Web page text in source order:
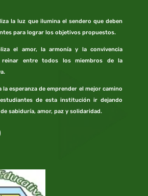
la luz que ilumina el sendero que deben
para lograr los objetivos propuestos.
el amor, la armonía y la convivencia
reinar entre todos los miembros de la
la esperanza de emprender el mejor camino
de esta institución ir dejando
sabiduría, amor, paz y solidaridad.